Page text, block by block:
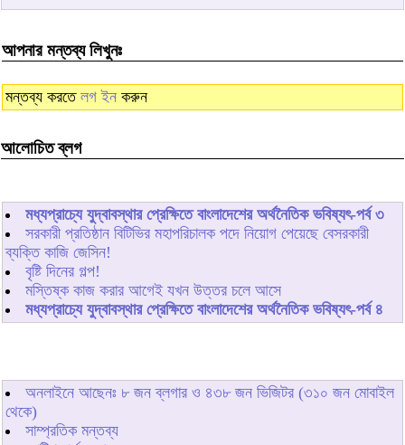
আপনার মন্তব্য লিখুনঃ
মন্তব্য করতে লগ ইন করুন
আলোচিত ব্লগ
মধ্যপ্রাচ্যে যুদ্বাবস্থার প্রেক্ষিতে বাংলাদেশের অর্থনৈতিক ভবিষ্যৎ-পর্ব ৩
সরকারী প্রতিষ্ঠান বিটিভির মহাপরিচালক পদে নিয়োগ পেয়েছে বেসরকারী
ব্যক্তি কাজি জেসিন!
বৃষ্টি দিনের গল্প!
মস্তিষ্ক কাজ করার আগেই যখন উত্তর চলে আসে
মধ্যপ্রাচ্যে যুদ্বাবস্থার প্রেক্ষিতে বাংলাদেশের অর্থনৈতিক ভবিষ্যৎ-পর্ব ৪
অনলাইনে আছেনঃ ৮জন ব্লগার ও ৪৩৮জন ভিজিটর (৩১০ জন মোবাইল
থেকে)
সাম্প্রতিক মন্তব্য